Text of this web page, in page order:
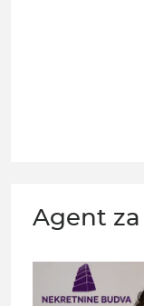
Agent